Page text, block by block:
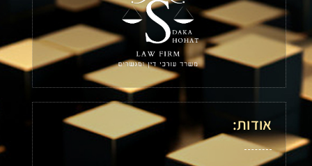
אודות: